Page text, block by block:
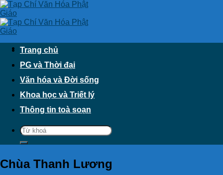
Skip
to
content
Trang chủ
PG và Thời đại
Văn hóa và Đời sống
Khoa học và Triết lý
Thông tin toà soạn
Chùa Thanh Lương